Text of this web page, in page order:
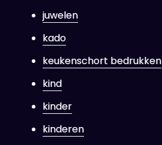
juwelen
kado
keukenschort bedrukken
kind
kinder
kinderen